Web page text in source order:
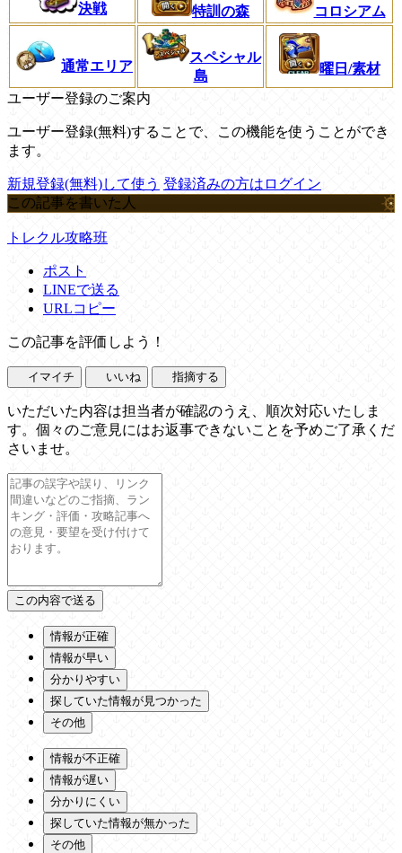
決戦 特訓の森 コロシアム
通常エリア
スペシャル
島
曜日/素材
ユーザー登録のご案内
ユーザー登録(無料)することで、この機能を使うことができ
ます。
新規登録(無料)して使う 登録済みの方はログイン
この記事を書いた人
トレクル攻略班
ポスト
LINEで送る
URLコピー
この記事を評価しよう！
イマイチ いいね 指摘する
いただいた内容は担当者が確認のうえ、順次対応いたしま
す。個々のご意見にはお返事できないことを予めご了承くだ
さいませ。
情報が正確
情報が早い
分かりやすい
探していた情報が見つかった
その他
情報が不正確
情報が遅い
分かりにくい
探していた情報が無かった
その他